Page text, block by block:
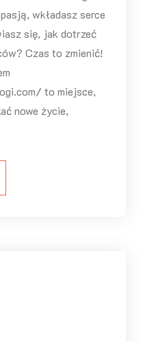
wkładasz serce
się, jak dotrzeć
Czas to zmienić!
to miejsce,
nowe życie,